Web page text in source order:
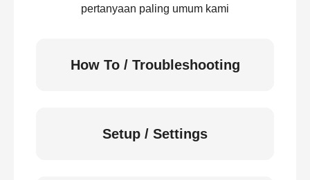
pertanyaan paling umum kami
How To / Troubleshooting
Setup / Settings